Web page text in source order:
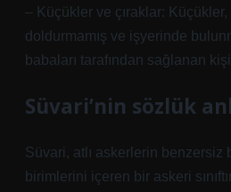
– Küçükler ve çıraklar: Küçükler,
doldurmamış ve işyerinde
babaları tarafından sağlanan
Süvari’nin sözlük
Süvari, atlı askerlerin benzersiz
birimlerini içeren bir askeri